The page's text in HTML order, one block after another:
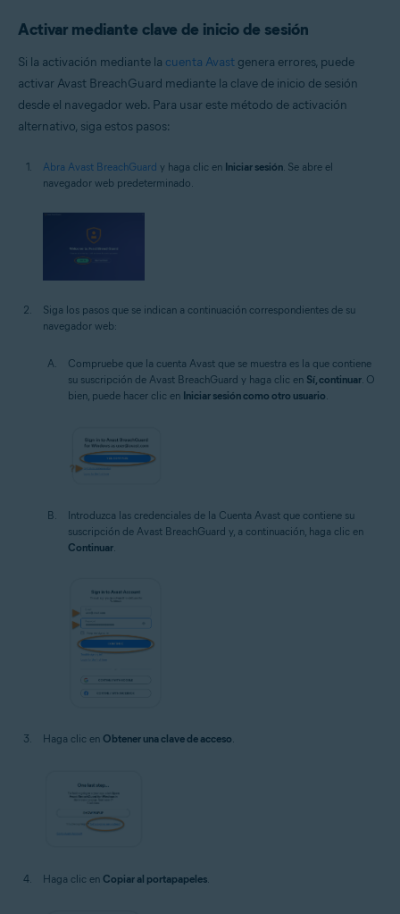
Activar mediante clave de inicio de sesión
Si la activación mediante la cuenta Avast genera errores, puede
activar Avast BreachGuard mediante la clave de inicio de sesión
desde el navegador web. Para usar este método de activación
alternativo, siga estos pasos:
Abra Avast BreachGuard y haga clic en Iniciar sesión . Se abre el
navegador web predeterminado.
Siga los pasos que se indican a continuación correspondientes de su
navegador web:
Compruebe que la cuenta Avast que se muestra es la que contiene
su suscripción de Avast BreachGuard y haga clic en Sí, continuar . O
bien, puede hacer clic en Iniciar sesión como otro usuario
Introduzca las credenciales de la Cuenta Avast que contiene su
suscripción de Avast BreachGuard y, a continuación, haga clic en
Continuar
Haga clic en Obtener una clave de acceso
Haga clic en Copiar al portapapeles